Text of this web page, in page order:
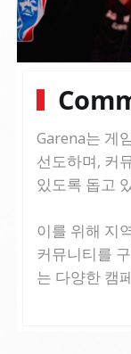
Garena는 게
선도하며, 커
있도록 돕고
이를 위해 지
커뮤니티를
는 다양한 캠